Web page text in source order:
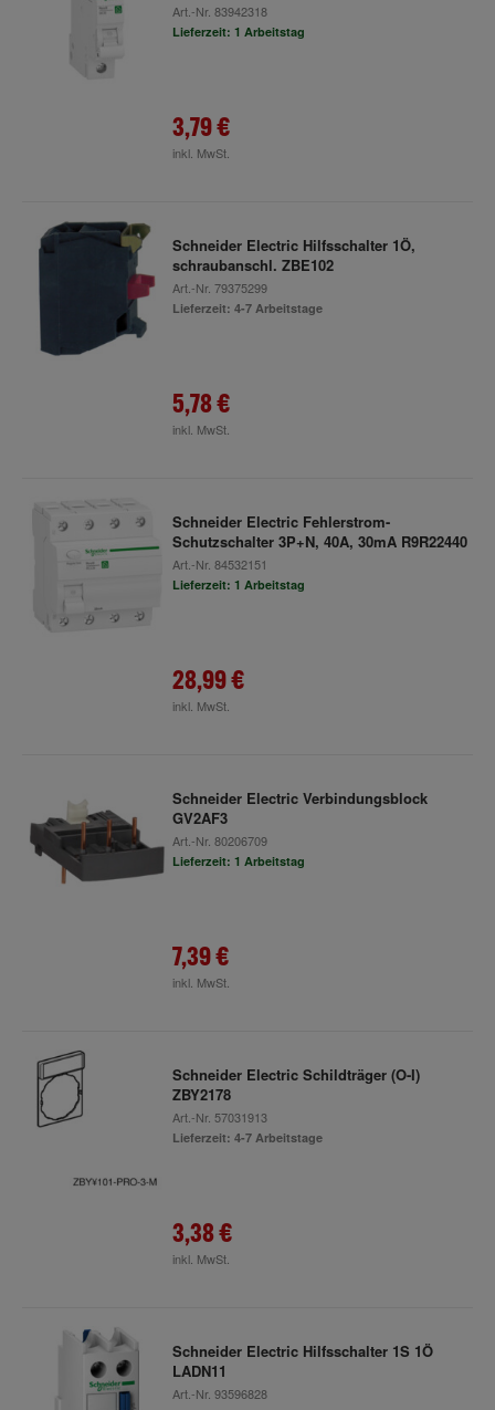
Art.-Nr. 83942318
Lieferzeit: 1 Arbeitstag
3,79 €
inkl. MwSt.
Schneider Electric Hilfsschalter 1Ö,
schraubanschl. ZBE102
Art.-Nr. 79375299
Lieferzeit: 4-7 Arbeitstage
5,78 €
inkl. MwSt.
Schneider Electric Fehlerstrom-
Schutzschalter 3P+N, 40A, 30mA R9R22440
Art.-Nr. 84532151
Lieferzeit: 1 Arbeitstag
28,99 €
inkl. MwSt.
Schneider Electric Verbindungsblock
GV2AF3
Art.-Nr. 80206709
Lieferzeit: 1 Arbeitstag
7,39 €
inkl. MwSt.
Schneider Electric Schildträger (O-I)
ZBY2178
Art.-Nr. 57031913
Lieferzeit: 4-7 Arbeitstage
3,38 €
inkl. MwSt.
Schneider Electric Hilfsschalter 1S 1Ö
LADN11
Art.-Nr. 93596828